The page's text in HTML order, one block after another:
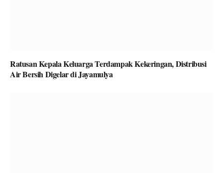
Ratusan Kepala Keluarga Terdampak Kekeringan, Distribusi
Air Bersih Digelar di Jayamulya